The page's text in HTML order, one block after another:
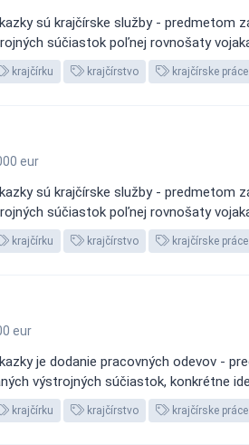
sú krajčírske služby - predmetom
súčiastok poľnej rovnošaty
krajčírku krajčírstvo krajčírske práce
eur
sú krajčírske služby - predmetom
súčiastok poľnej rovnošaty
krajčírku krajčírstvo krajčírske práce
eur
je dodanie pracovných odevov -
výstrojných súčiastok, konkrétne
krajčírku krajčírstvo krajčírske práce